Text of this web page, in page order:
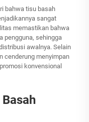
bahwa tisu basah
sangat
memastikan bahwa
pengguna, sehingga
awalnya. Selain
cenderung menyimpan
konvensional